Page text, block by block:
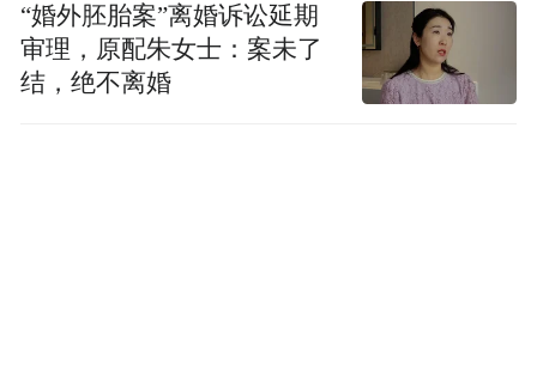
“婚外胚胎案”离婚诉讼延期
审理，原配朱女士：案未了
结，绝不离婚